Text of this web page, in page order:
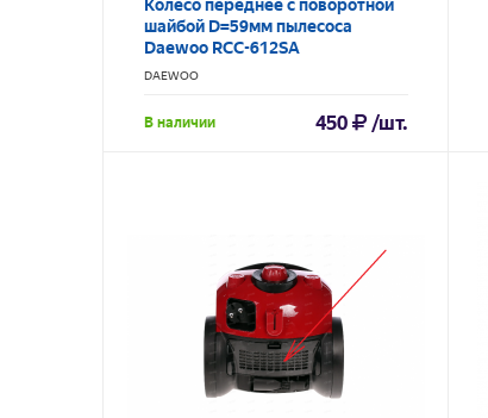
Колесо переднее с поворотной
шайбой D=59мм пылесоса
Daewoo RCC-612SA
DAEWOO
В наличии 450 /шт.